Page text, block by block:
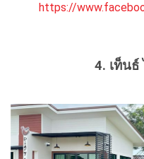
https://
4. เท็น